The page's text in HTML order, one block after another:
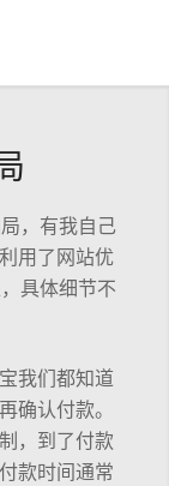
，有我自己
用了网站优
具体细节不
我们都知道
确认付款。
，到了付款
款时间通常